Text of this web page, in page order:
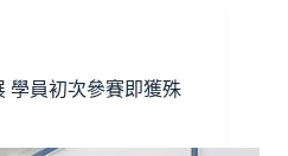
學員初次參賽即獲殊